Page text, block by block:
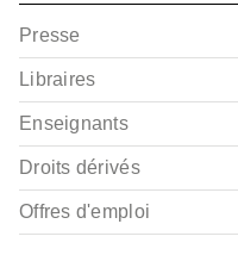
Presse
Libraires
Enseignants
Droits dérivés
Offres d'emploi